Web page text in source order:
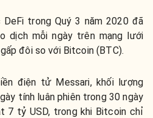
trong Quý 3 năm 2020 đã
dịch mỗi ngày trên mạng lưới
đôi so với Bitcoin (BTC).
điện tử Messari, khối lượng
tính luân phiên trong 30 ngày
7 tỷ USD, trong khi Bitcoin chỉ